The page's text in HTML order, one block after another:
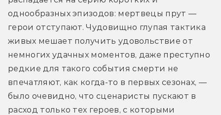
однообразных эпизодов: мертвецы прут —
герои отступают. Чудовищно глупая тактика
живых мешает получить удовольствие от
немногих удачных моментов, даже преступно
редкие для такого события смерти не
впечатляют, как когда-то в первых сезонах, —
было очевидно, что сценаристы пускают в
расход только тех героев, с которыми